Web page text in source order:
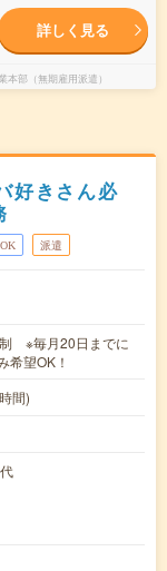
詳しく見る
部（無期雇用派遣）
好きさん必
派遣
※毎月20日までに
希望OK！
間)